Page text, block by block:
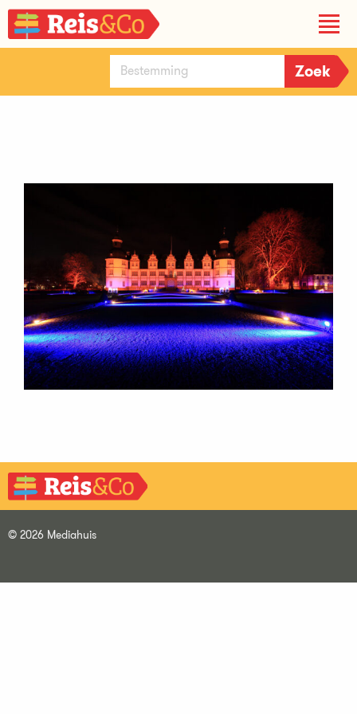
© 2026 Mediahuis